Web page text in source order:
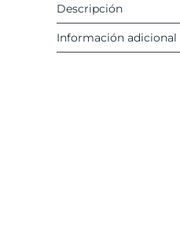
Descripción
Información adicional